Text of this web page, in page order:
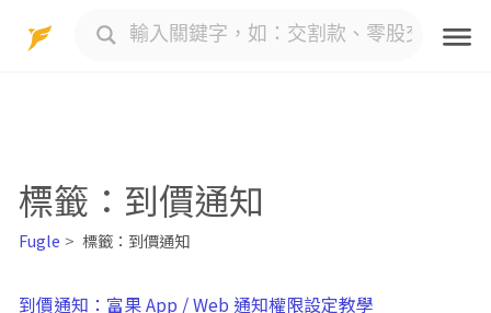
標籤：到價通知
Fugle 標籤：到價通知
到價通知：富果 App / Web 通知權限設定教學